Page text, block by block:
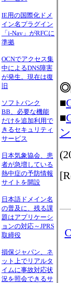
IE用の国際化ドメ
イン名プラグイン
「i-Nav」がRFCに
準拠
OCNでアクセス集
中によるDNS障害
が発生。現在は復
旧
ソフトバンク
BB、必要な機能
だけを追加利用で
きるセキュリティ
サービス
日本気象協会、患
者が急増している
熱中症の予防情報
サイトを開設
日本語ドメイン名
の普及に、残る課
題はアプリケーシ
ョンの対応～JPRS
取締役
損保ジャパン、ネ
ット上でリアルタ
イムに事故対応状
況を照会できるサ
◎
■
■